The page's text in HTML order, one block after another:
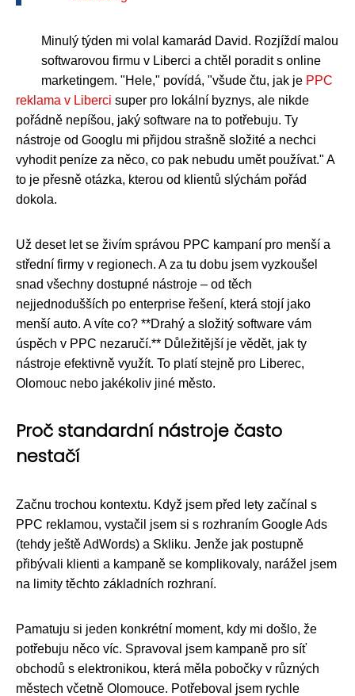
Minulý týden mi volal kamarád David. Rozjíždí malou
softwarovou firmu v Liberci a chtěl poradit s online
marketingem. "Hele," povídá, "všude čtu, jak je PPC
reklama v Liberci super pro lokální byznys, ale nikde
pořádně nepíšou, jaký software na to potřebuju. Ty
nástroje od Googlu mi přijdou strašně složité a nechci
vyhodit peníze za něco, co pak nebudu umět používat." A
to je přesně otázka, kterou od klientů slýchám pořád
dokola.
Už deset let se živím správou PPC kampaní pro menší a
střední firmy v regionech. A za tu dobu jsem vyzkoušel
snad všechny dostupné nástroje – od těch
nejjednodušších po enterprise řešení, která stojí jako
menší auto. A víte co? **Drahý a složitý software vám
úspěch v PPC nezaručí.** Důležitější je vědět, jak ty
nástroje efektivně využít. To platí stejně pro Liberec,
Olomouc nebo jakékoliv jiné město.
Proč standardní nástroje často
nestačí
Začnu trochou kontextu. Když jsem před lety začínal s
PPC reklamou, vystačil jsem si s rozhraním Google Ads
(tehdy ještě AdWords) a Skliku. Jenže jak postupně
přibývali klienti a kampaně se komplikovaly, narážel jsem
na limity těchto základních rozhraní.
Pamatuju si jeden konkrétní moment, kdy mi došlo, že
potřebuju něco víc. Spravoval jsem kampaně pro síť
obchodů s elektronikou, která měla pobočky v různých
městech včetně Olomouce. Potřeboval jsem rychle